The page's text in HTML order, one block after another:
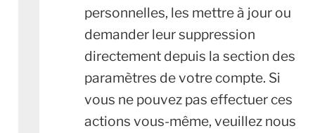
personnelles, les mettre à jour ou
demander leur suppression
directement depuis la section des
paramètres de votre compte. Si
vous ne pouvez pas effectuer ces
actions vous-même, veuillez nous